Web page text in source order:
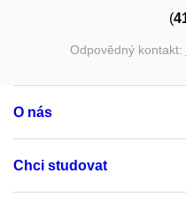
(
Odpovědný kontakt:
O nás
Chci studovat